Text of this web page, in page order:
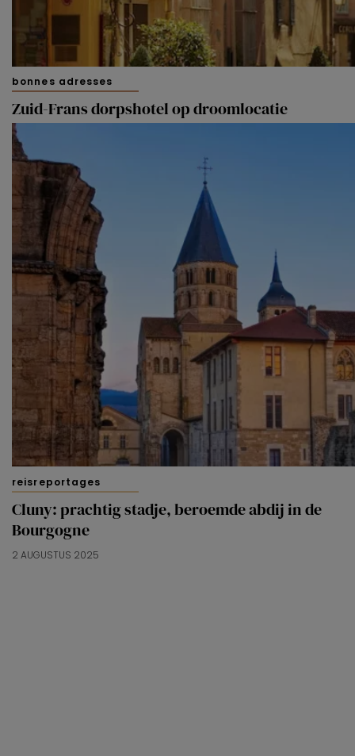
bonnes adresses
Zuid-Frans dorpshotel op droomlocatie
reisreportages
Cluny: prachtig stadje, beroemde abdij in de
Bourgogne
2 AUGUSTUS 2025